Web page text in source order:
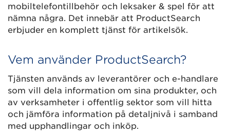
mobiltelefontillbehör och leksaker & spel för att
nämna några. Det innebär att ProductSearch
erbjuder en komplett tjänst för artikelsök.
Vem använder ProductSearch?
Tjänsten används av leverantörer och e-handlare
som vill dela information om sina produkter, och
av verksamheter i offentlig sektor som vill hitta
och jämföra information på detaljnivå i samband
med upphandlingar och inköp.